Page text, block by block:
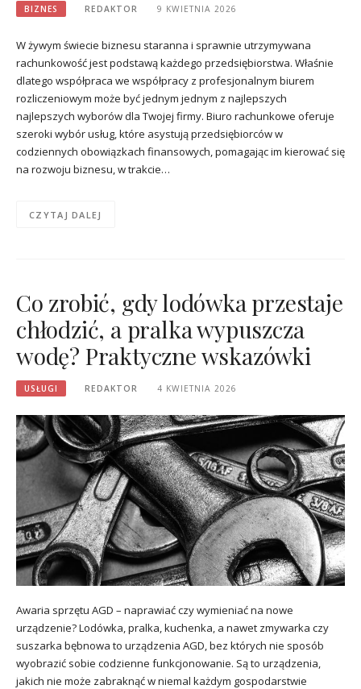
BIZNES REDAKTOR 9 KWIETNIA 2026
W żywym świecie biznesu staranna i sprawnie utrzymywana
rachunkowość jest podstawą każdego przedsiębiorstwa. Właśnie
dlatego współpraca we współpracy z profesjonalnym biurem
rozliczeniowym może być jednym jednym z najlepszych
najlepszych wyborów dla Twojej firmy. Biuro rachunkowe oferuje
szeroki wybór usług, które asystują przedsiębiorców w
codziennych obowiązkach finansowych, pomagając im kierować się
na rozwoju biznesu, w trakcie…
CZYTAJ DALEJ
Co zrobić, gdy lodówka przestaje
chłodzić, a pralka wypuszcza
wodę? Praktyczne wskazówki
USŁUGI REDAKTOR 4 KWIETNIA 2026
Awaria sprzętu AGD – naprawiać czy wymieniać na nowe
urządzenie? Lodówka, pralka, kuchenka, a nawet zmywarka czy
suszarka bębnowa to urządzenia AGD, bez których nie sposób
wyobrazić sobie codzienne funkcjonowanie. Są to urządzenia,
jakich nie może zabraknąć w niemal każdym gospodarstwie